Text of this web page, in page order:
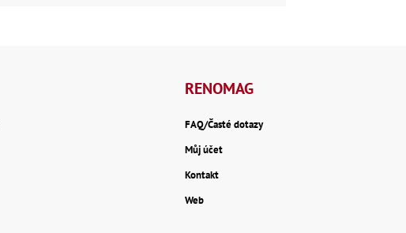
RENOMAG
FAQ/Časté dotazy
Můj účet
Kontakt
Web